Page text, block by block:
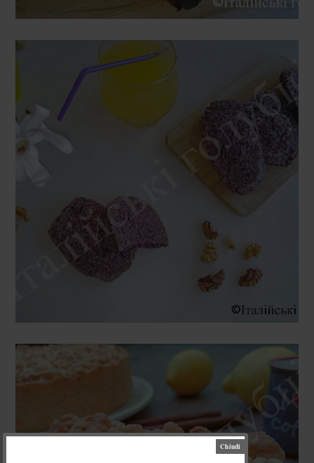
ПʼЯТНИЦЯ, 21 ЛЮТОГО 2020 Р.
ПЕЧИВО З ЧОРНИЦЯМИ (АБО
ІНШИМИ МОРОЖЕНИМИ
ЯГОДАМИ)